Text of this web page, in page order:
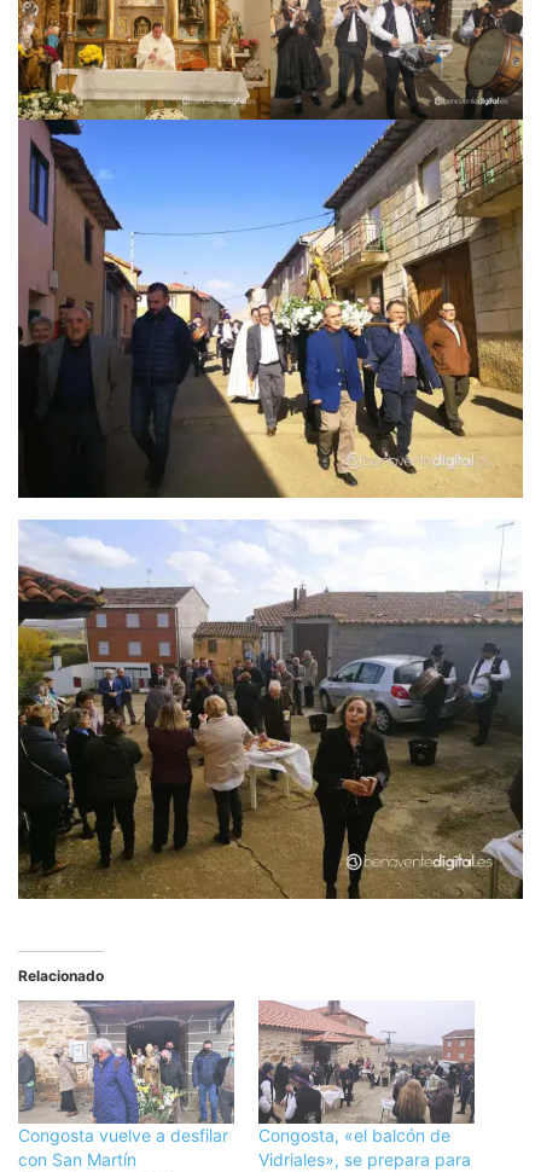
Relacionado
Congosta vuelve a desfilar
con San Martín
Congosta, «el balcón de
Vidriales», se prepara para